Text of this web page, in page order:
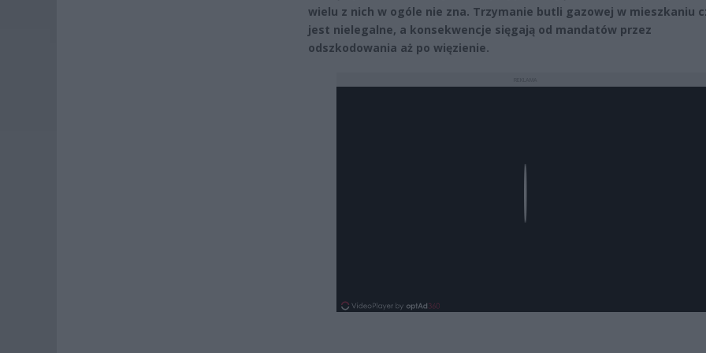
wielu z nich w ogóle nie zna. Trzymanie butli gazowej w mieszkaniu
jest nielegalne, a konsekwencje sięgają od mandatów przez
odszkodowania aż po więzienie.